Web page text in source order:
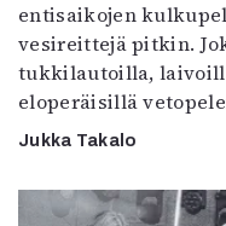
entisaikojen
vesireittejä pitkin.
tukkilautoilla,
eloperäisillä
Jukka Takalo